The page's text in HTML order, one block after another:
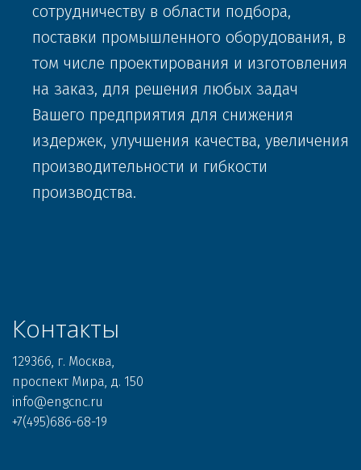
ПОДРОБНЕЕ
KAMIOKA: Вертикальные
обрабатывающие центры с
ЧПУ
"Постоянство точности"
сотрудничеству в области подбора,
поставки промышленного оборудования, в
том числе проектирования и изготовления
на заказ, для решения любых задач
Вашего предприятия для снижения
издержек, улучшения качества, увеличения
производительности и гибкости
производства.
Контакты
129366, г. Москва,
проспект Мира, д. 150
info@engcnc.ru
+7(495)686-68-19